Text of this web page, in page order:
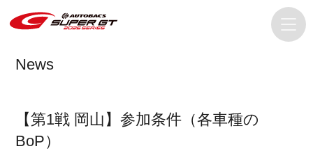
News
【第1戦 岡山】参加条件（各車種の
BoP）